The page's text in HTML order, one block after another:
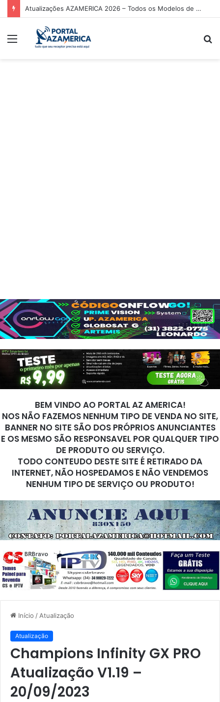
Atualizações AZAMERICA 2026 – Todos os Modelos de Receptores AZAMERICA
BEM VINDO AO PORTAL AZ AMERICA!
NOS NÃO FAZEMOS NENHUM TIPO DE VENDA NO SITE,
BANNER NO SITE SÃO DOS PRÓPRIOS ANUNCIANTES
E OS MESMO SÃO RESPONSAVEL POR QUALQUER TIPO
DE PRODUTO OU SERVIÇO.
TODO CONTEUDO DESTE SITE É RETIRADO DA
INTERNET, NÃO HOSPEDAMOS E NÃO VENDEMOS
NENHUM TIPO DE SERVIÇO OU PRODUTO!
Início / Atualização
Atualização
Champions Infinity GX PRO
Atualização V1.19 –
20/09/2023